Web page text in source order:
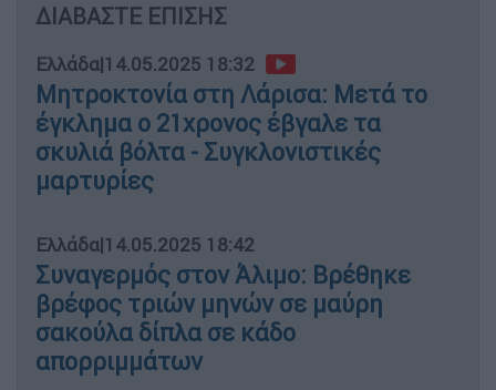
ΔΙΑΒΑΣΤΕ ΕΠΙΣΗΣ
Ελλάδα|14.05.2025 18:32
Μητροκτονία στη Λάρισα: Μετά το
έγκλημα ο 21χρονος έβγαλε τα
σκυλιά βόλτα - Συγκλονιστικές
μαρτυρίες
Ελλάδα|14.05.2025 18:42
Συναγερμός στον Άλιμο: Βρέθηκε
βρέφος τριών μηνών σε μαύρη
σακούλα δίπλα σε κάδο
απορριμμάτων